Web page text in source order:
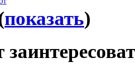
показать)